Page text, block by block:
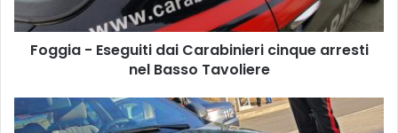
s
t
Foggia - Eseguiti dai Carabinieri cinque arresti
nel Basso Tavoliere
a